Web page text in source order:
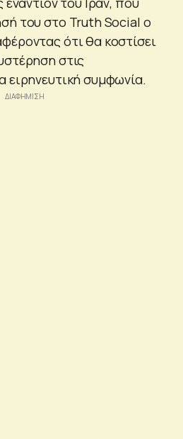
του στο Truth Social ο
ότι θα κοστίσει
στις
ειρηνευτική συμφωνία.